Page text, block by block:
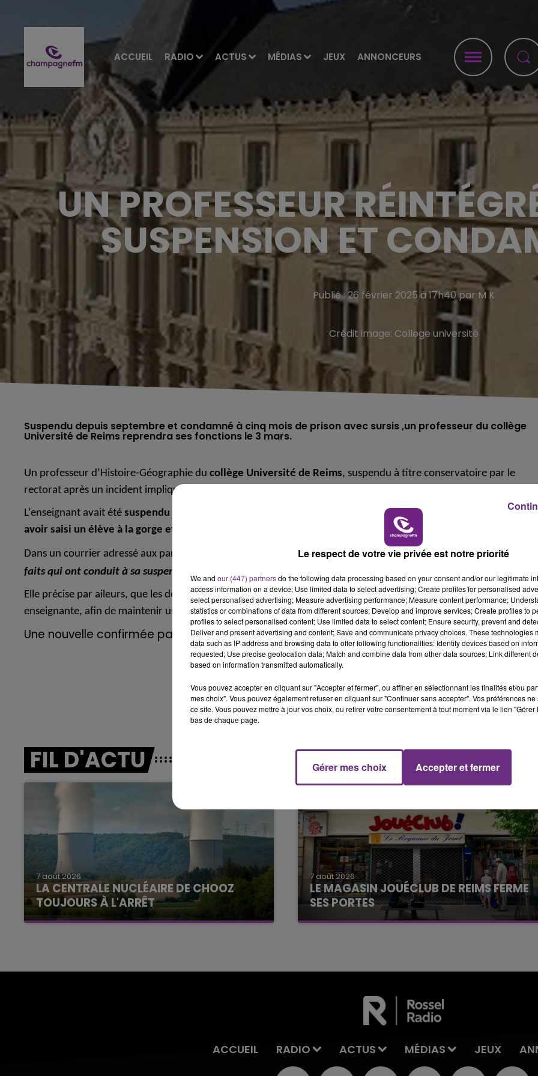
ACCUEIL RADIO ACTUS MÉDIAS JEUX ANNONCEURS
7h00 - 12h00
LE WEEK-END CHAMPAGNE FM
16h00 - 20h00
LE WEEK-END CHAMPAGNE FM
UN PROFESSEUR
SUSPENSION ET
Publié : 26 février 2025 à 17h40 par M K
Crédit image: College université
Suspendu depuis septembre et condamné à cinq mois de prison avec sursis ,un professeur du collège
Université de Reims reprendra ses fonctions le 3 mars.
Un professeur d’Histoire-Géographie du collège Université de Reims, suspendu à titre conservatoire par le
rectorat après un incident impliquant un élève,
L’enseignant avait été suspendu en septembre dernier et condamné à cinq mois de prison avec sursis, après
avoir saisi un élève à la gorge et l’avoir plaqué contre un mur
Dans un courrier adressé aux parents d’élèves,cette semaine, la principale de l’établissement rappelle que« les
faits qui ont conduit à sa suspension ont été sanctionnés sur le plan pénal et professionnel
Elle précise par aileurs, que les deux classes témoins de l’incident , resteront sous la responsabilité d’une autre
enseignante, afin de maintenir un climat scolaire propice aux apprentissages.
Une nouvelle confirmée par le rectorat.
FIL D'ACTU
7 août 2026
LA CENTRALE NUCLÉAIRE DE CHOOZ
TOUJOURS À L'ARRÊT
Cela fait déjà une semaine que la centrale
7 août 2026
LE MAGASIN JOUÉCLUB DE REIMS FERME
SES PORTES
C'était l'une des institutions du centre-ville
FM LE WEEK-END CHAMPAGNE FM
ACCUEIL RADIO ACTUS MÉDIAS JEUX
Le respect de votre vie privée est notre priorité
We and our (447) partnersdo the following data processing based on your consent and/or our legitimate
access information on a device; Use limited data to select advertising; Create profiles for personalised
select personalised advertising; Measure advertising performance; Measure content performance;
statistics or combinations of data from different sources; Develop and improve services; Create profiles to
profiles to select personalised content; Use limited data to select content; Ensure security, prevent and
Deliver and present advertising and content; Save and communicate privacy choices. These technologies
data such as IP address and browsing data to offer following functionalities: Identify devices based on
requested; Use precise geolocation data; Match and combine data from other data sources; Link different
based on information transmitted automatically.
Vous pouvez accepter en cliquant sur "Accepter et fermer", ou affiner en sélectionnant les finalités et/ou
mes choix". Vous pouvez également refuser en cliquant sur "Continuer sans accepter". Vos préférences
ce site. Vous pouvez mettre à jour vos choix, ou retirer votre consentement à tout moment via le lien
bas de chaque page.
Gérer mes choix Accepter et fermer